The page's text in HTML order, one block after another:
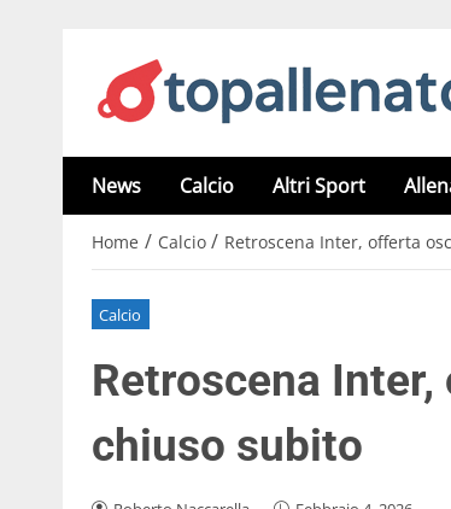
News Calcio Altri Sport
Home / Calcio / Retroscena Inter, offerta
Calcio
Retroscena
chiuso subito